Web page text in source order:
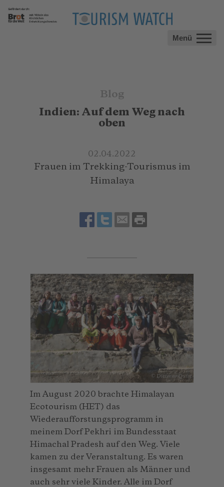
Menü
Blog
Indien: Auf dem Weg nach
oben
02.04.2022
Frauen im Trekking-Tourismus im
Himalaya
© Dietmar Quist
Im August 2020 brachte Himalayan
Ecotourism (HET) das
Wiederaufforstungsprogramm in
meinem Dorf Pekhri im Bundesstaat
Himachal Pradesh auf den Weg. Viele
kamen zu der Veranstaltung. Es waren
insgesamt mehr Frauen als Männer und
auch sehr viele Kinder. Alle im Dorf